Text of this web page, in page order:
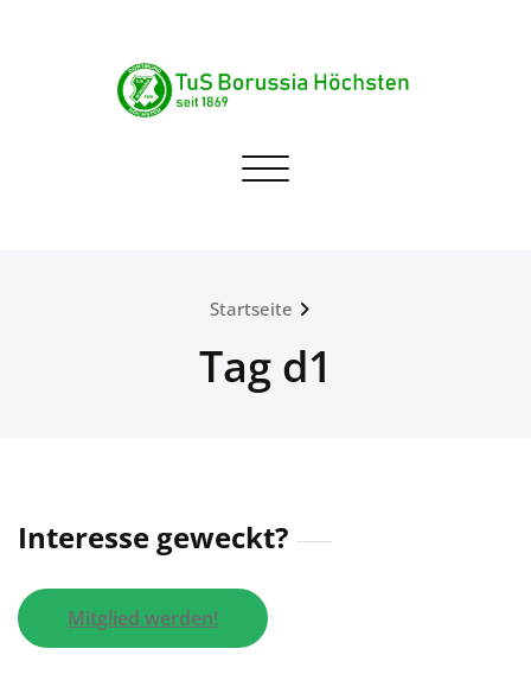
TuS Borussia Höchsten
Navigation umschalten
Startseite
Tag d1
Interesse geweckt?
Mitglied werden!